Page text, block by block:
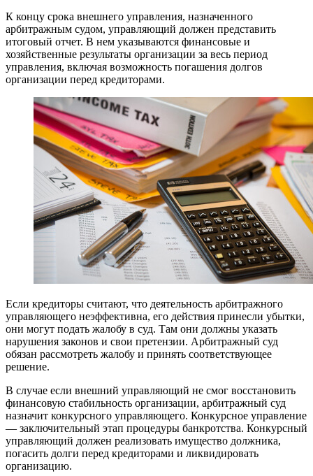
К концу срока внешнего управления, назначенного
арбитражным судом, управляющий должен представить
итоговый отчет. В нем указываются финансовые и
хозяйственные результаты организации за весь период
управления, включая возможность погашения долгов
организации перед кредиторами.
Если кредиторы считают, что деятельность арбитражного
управляющего неэффективна, его действия принесли убытки,
они могут подать жалобу в суд. Там они должны указать
нарушения законов и свои претензии. Арбитражный суд
обязан рассмотреть жалобу и принять соответствующее
решение.
В случае если внешний управляющий не смог восстановить
финансовую стабильность организации, арбитражный суд
назначит конкурсного управляющего. Конкурсное управление
— заключительный этап процедуры банкротства. Конкурсный
управляющий должен реализовать имущество должника,
погасить долги перед кредиторами и ликвидировать
организацию.